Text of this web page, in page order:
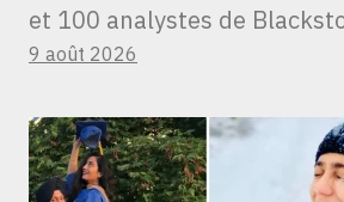
et 100 analystes de
9 août 2026